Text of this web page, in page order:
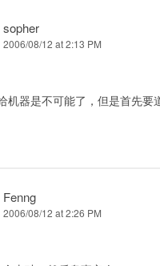
sopher
2006/08/12 at 2:13 PM
机器是不可能了，但是首先要
Fenng
2006/08/12 at 2:26 PM